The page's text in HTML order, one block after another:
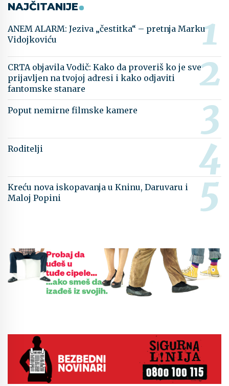
NAJČITANIJE
ANEM ALARM: Jeziva „čestitka“ – pretnja Marku
Vidojkoviću
CRTA objavila Vodič: Kako da proveriš ko je sve
prijavljen na tvojoj adresi i kako odjaviti
fantomske stanare
Poput nemirne filmske kamere
Roditelji
Kreću nova iskopavanja u Kninu, Daruvaru i
Maloj Popini